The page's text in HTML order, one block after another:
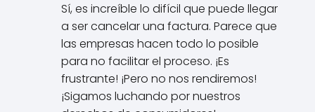
Sí, es increíble lo difícil que puede llegar
a ser cancelar una factura. Parece que
las empresas hacen todo lo posible
para no facilitar el proceso. ¡Es
frustrante! ¡Pero no nos rendiremos!
¡Sigamos luchando por nuestros